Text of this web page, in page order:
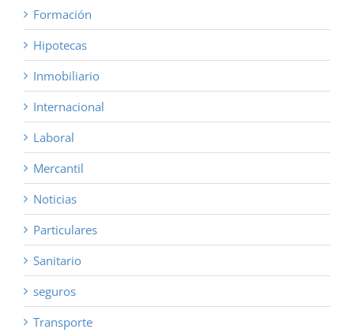
Formación
Hipotecas
Inmobiliario
Internacional
Laboral
Mercantil
Noticias
Particulares
Sanitario
seguros
Transporte